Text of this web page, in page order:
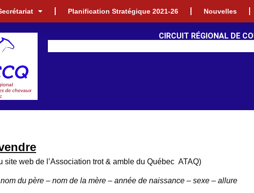
Planification Stratégique 2021-26 Nouvelles
CIRCUIT RÉGIONAL DE
site web de l’Association trot & amble du Québec ATAQ)
du père – nom de la mère – année de naissance – sexe – allure